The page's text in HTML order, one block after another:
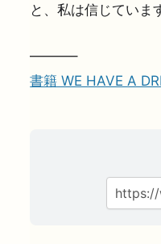
と、私は信じていま
———–
書籍 WE HAVE A